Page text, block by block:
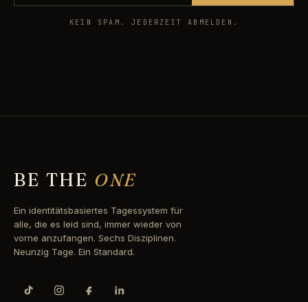
KEIN SPAM. JEDERZEIT ABMELDEN.
BE THE ONE
Ein identitätsbasiertes Tagessystem für
alle, die es leid sind, immer wieder von
vorne anzufangen. Sechs Disziplinen.
Neunzig Tage. Ein Standard.